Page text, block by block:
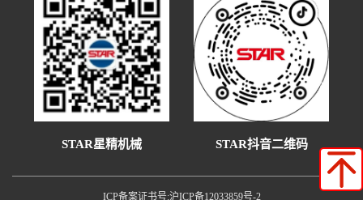
STAR星精机械 STAR抖音二维码
ICP备案证书号:沪ICP备12033859号-2